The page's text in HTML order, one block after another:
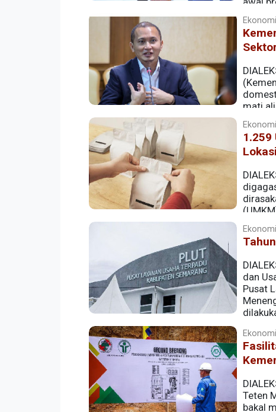
mati
1.259
kemasan di sepanjang tahun lalu.
dan
Pusat
Teten
bakal